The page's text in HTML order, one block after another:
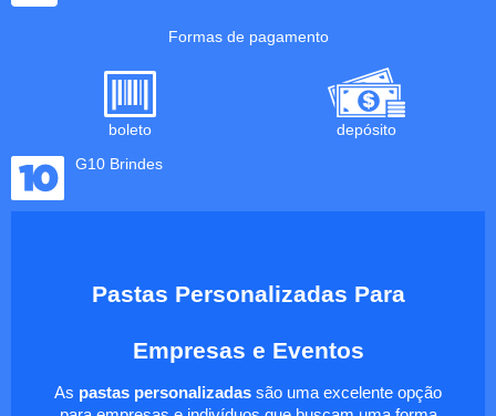
Formas de pagamento
boleto
depósito
G10 Brindes
Pastas Personalizadas Para
Empresas e Eventos
As pastas personalizadas são uma excelente opção